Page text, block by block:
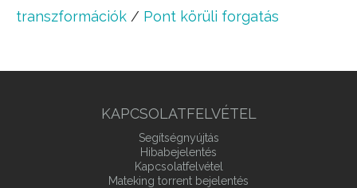
transzformációk / Pont körüli forgatás
KAPCSOLATFELVÉTEL
Segítségnyújtás
Hibabejelentés
Kapcsolatfelvétel
Mateking torrent bejelentés